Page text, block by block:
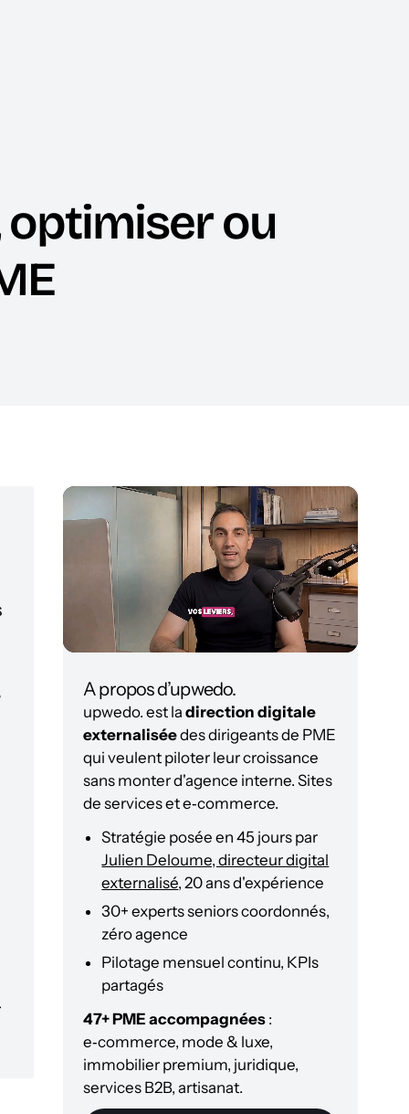
optimiser ou
A propos d’upwedo.
upwedo. est la direction digitale
externaliséedes dirigeants de PME
qui veulent piloter leur croissance
sans monter d'agence interne. Sites
de services et e‑commerce.
Stratégie posée en 45 jours par
Julien Deloume, directeur digital
externalisé, 20 ans d'expérience
30+ experts seniors coordonnés,
zéro agence
Pilotage mensuel continu, KPIs
partagés
47+ PME accompagnées :
e‑commerce, mode & luxe,
immobilier premium, juridique,
services B2B, artisanat.